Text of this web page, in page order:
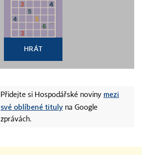
HRÁT
Přidejte si Hospodářské noviny mezi
své oblíbené tituly na Google
zprávách.